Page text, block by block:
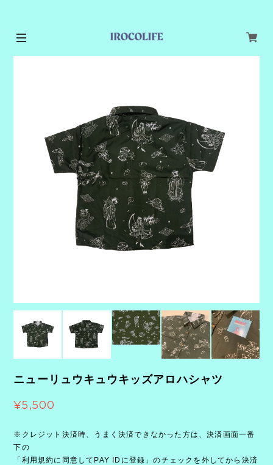
ニューリュウキュウキッズアロハシャツ
¥5,500
※クレジット決済時、うまく決済できなかった方は、決済画面一番
下の
「利用規約に同意してPAY IDに登録」のチェックを外してから決済